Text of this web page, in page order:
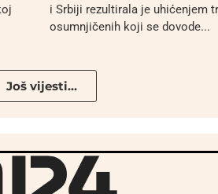
i Srbiji rezultirala je uhićenjem
osumnjičenih koji se dovode...
Još vijesti...